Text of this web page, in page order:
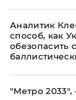
Аналитик
способ, как
обезопасить
"Метро